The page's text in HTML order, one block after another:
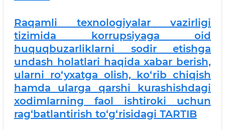
Raqamli texnologiyalar vazirligi
tizimida korrupsiyaga oid
huquqbuzarliklarni sodir etishga
undash holatlari haqida xabar berish,
ularni ro‘yxatga olish, ko‘rib chiqish
hamda ularga qarshi kurashishdagi
xodimlarning faol ishtiroki uchun
rag‘batlantirish to‘g‘risidagi TARTIB